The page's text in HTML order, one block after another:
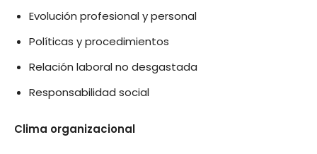
Evolución profesional y personal
Políticas y procedimientos
Relación laboral no desgastada
Responsabilidad social
Clima organizacional